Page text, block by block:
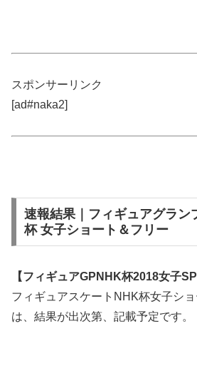
スポンサーリンク
[ad#naka2]
速報結果｜フィギュアグラン
杯 女子ショート＆フリー
【フィギュアGPNHK杯2018女子
フィギュアスケートNHK杯女子シ
は、結果が出次第、記載予定です。